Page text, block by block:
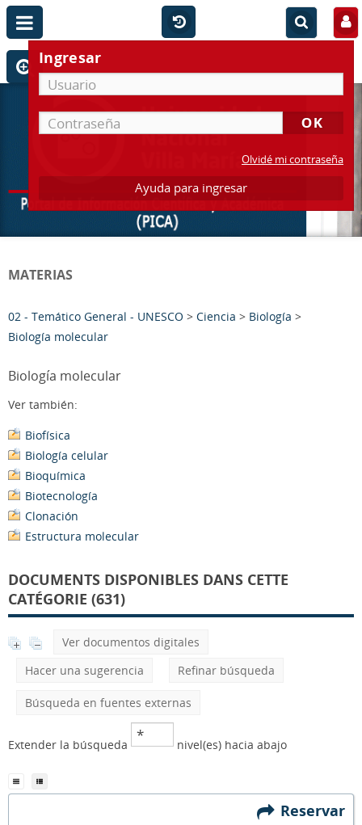
Ingresar
Olvidé mi contraseña
Ayuda para ingresar
MATERIAS
02 - Temático General - UNESCO > Ciencia > Biología >
Biología molecular
Biología molecular
Ver también:
Biofísica
Biología celular
Bioquímica
Biotecnología
Clonación
Estructura molecular
DOCUMENTS DISPONIBLES DANS CETTE
CATÉGORIE (631)
Ver documentos digitales
Hacer una sugerencia
Refinar búsqueda
Búsqueda en fuentes externas
Extender la búsqueda nivel(es) hacia abajo
Reservar